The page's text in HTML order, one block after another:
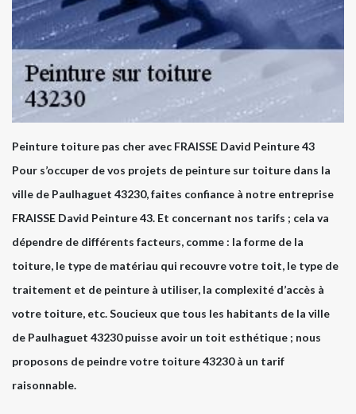
Peinture toiture pas cher avec FRAISSE David Peinture 43
Pour s’occuper de vos projets de peinture sur toiture dans la
ville de Paulhaguet 43230, faites confiance à notre entreprise
FRAISSE David Peinture 43. Et concernant nos tarifs ; cela va
dépendre de différents facteurs, comme : la forme de la
toiture, le type de matériau qui recouvre votre toit, le type de
traitement et de peinture à utiliser, la complexité d’accès à
votre toiture, etc. Soucieux que tous les habitants de la ville
de Paulhaguet 43230 puisse avoir un toit esthétique ; nous
proposons de peindre votre toiture 43230 à un tarif
raisonnable.